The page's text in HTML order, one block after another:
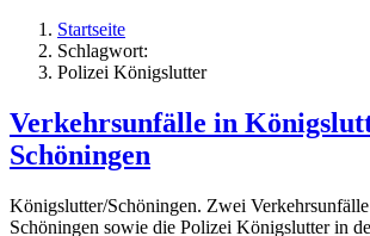
Startseite
Schlagwort:
Polizei Königslutter
Verkehrsunfälle in
Schöningen
Königslutter/Schöningen. Zwei
Schöningen sowie die Polizei Königslutter in